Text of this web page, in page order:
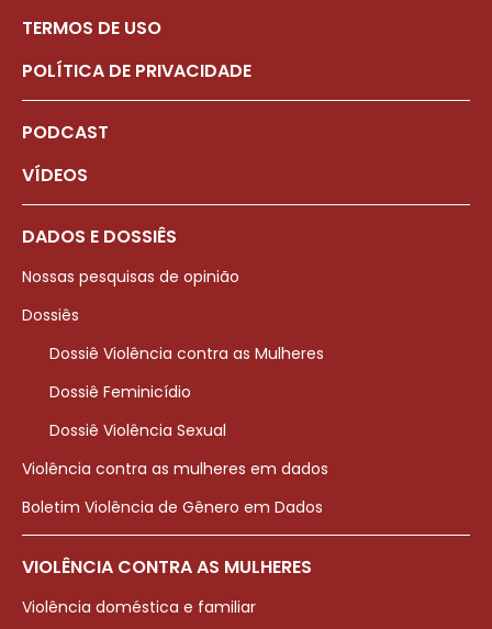
TERMOS DE USO
POLÍTICA DE PRIVACIDADE
PODCAST
VÍDEOS
DADOS E DOSSIÊS
Nossas pesquisas de opinião
Dossiês
Dossiê Violência contra as Mulheres
Dossiê Feminicídio
Dossiê Violência Sexual
Violência contra as mulheres em dados
Boletim Violência de Gênero em Dados
VIOLÊNCIA CONTRA AS MULHERES
Violência doméstica e familiar